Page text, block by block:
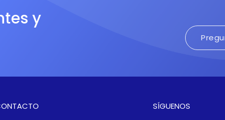
y
SÍGUENOS